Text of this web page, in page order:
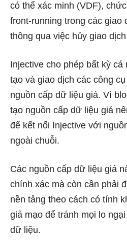
có thể xác minh (VDF),
front-running trong các giao
thông qua việc hủy giao
Injective cho phép bất kỳ cá
tạo và giao dịch các công
nguồn cấp dữ liệu giá. Vì
tạo nguồn cấp dữ liệu giá
để kết nối Injective với
ngoài chuỗi.
Các nguồn cấp dữ liệu giá
chính xác mà còn cần phải
nền tảng theo cách có tính
giả mạo để tránh mọi lo
dữ liệu.